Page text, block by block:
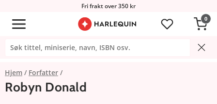
Fri frakt over 350 kr
0
Hjem Forfatter
Robyn Donald